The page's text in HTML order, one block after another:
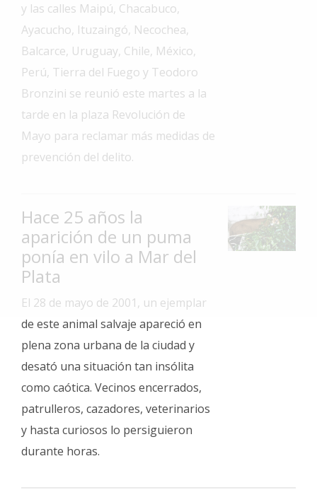
Interés
General
Ciudad
Arte
y
Espectáculos
Cartelera
Fotos
de
Familia
Clasificados
Fúnebres
y las calles Maipú, Chacabuco,
Ayacucho, Ituzaingó, Necochea,
Balcarce, Uruguay, Chile, México,
Perú, Tierra del Fuego y Teodoro
Bronzini se reunió este martes a la
tarde en la plaza Revolución de
Mayo para reclamar más medidas de
prevención del delito.
Hace 25 años la
aparición de un puma
ponía en vilo a Mar del
Plata
El 28 de mayo de 2001, un ejemplar
de este animal salvaje apareció en
plena zona urbana de la ciudad y
desató una situación tan insólita
como caótica. Vecinos encerrados,
patrulleros, cazadores, veterinarios
y hasta curiosos lo persiguieron
durante horas.